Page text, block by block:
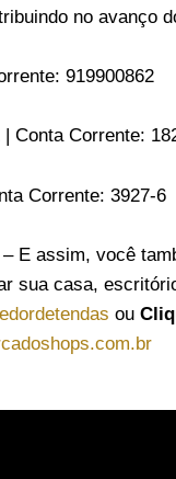
no avanço
919900862
Conta Corrente:
Corrente: 3927-6
E assim, você
sua casa,
ou